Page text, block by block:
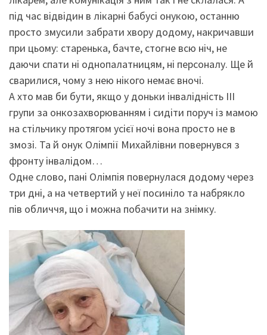
під час відвідин в лікарні бабусі онукою, останню
просто змусили забрати хвору додому, накричавши
при цьому: старенька, бачте, стогне всю ніч, не
даючи спати ні однопалатницям, ні персоналу. Ще й
сварилися, чому з нею нікого немає вночі.
А хто мав би бути, якщо у доньки інвалідність ІІІ
групи за онкозахворюванням і сидіти поруч із мамою
на стільчику протягом усієї ночі вона просто не в
змозі. Та й онук Олімпії Михайлівни повернувся з
фронту інвалідом…
Одне слово, пані Олімпія повернулася додому через
три дні, а на четвертий у неї посиніло та набрякло
пів обличчя, що і можна побачити на знімку.